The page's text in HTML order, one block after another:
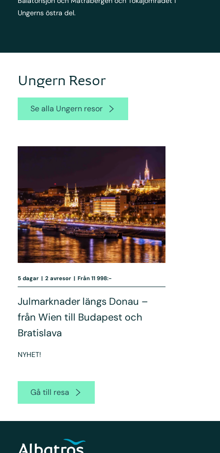
Ungerns östra del.
Ungern Resor
Se alla Ungern resor
5 dagar | 2 avresor | Från 11 998:-
Julmarknader längs Donau –
från Wien till Budapest och
Bratislava
NYHET!
Gå till resa